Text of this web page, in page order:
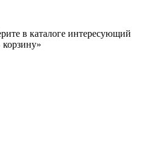
в каталоге интересующий